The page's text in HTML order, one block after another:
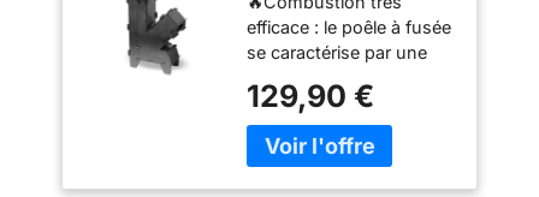
Poêle en Fonte -
Système Modulaire
en Acier Massif,
Brasero BBQ,
Plaque de Feu,
Poêle à Bois,
Réchaud de
Camping, Barbecue
efficace : le poêle à fusée
se caractérise par une
extrêmement efficace qui
garantit un rendement
thermique maximal et
129,90 €